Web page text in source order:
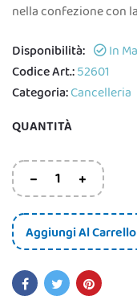
nella confezione con
Disponibilità:
In
Codice Art.:52601
Categoria:Cancelleria
QUANTITÀ
Aggiungi Al Carrello